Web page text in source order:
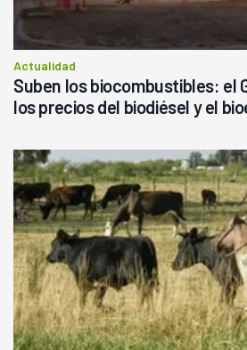
Actualidad
Suben los biocombustibles: el
los precios del biodiésel y el